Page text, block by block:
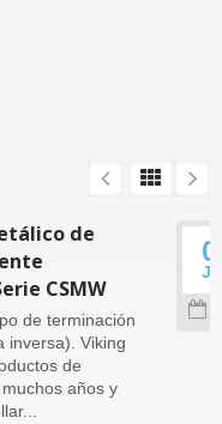
de
CSMW
de terminación
inversa). Viking
de
años y